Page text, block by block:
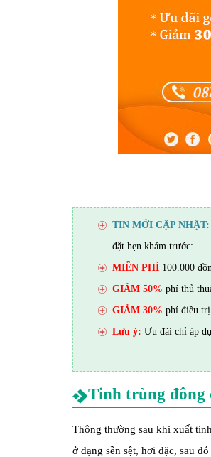
TIN MỚI CẬP NHẬT:
đặt hẹn khám trước:
MIỄN PHÍ 100.000
GIẢM 50% phí thủ
GIẢM 30% phí điều trị
Lưu ý: Ưu đãi chỉ áp
Tinh trùng đông
Thông thường sau khi xuất
ở dạng sền sệt, hơi đặc, sau